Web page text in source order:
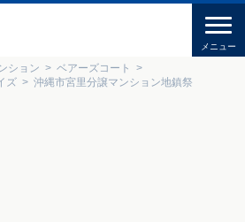
ション
ベアーズコート
ズ
沖縄市宮里分譲マンション地鎮祭